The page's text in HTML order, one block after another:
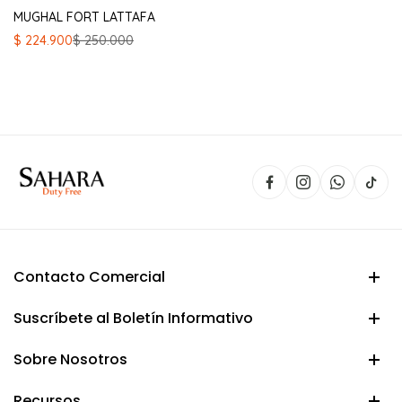
MUGHAL FORT LATTAFA
$250.000
El
$ 224.900
El
Contacto Comercial
Suscríbete al Boletín Informativo
Sobre Nosotros